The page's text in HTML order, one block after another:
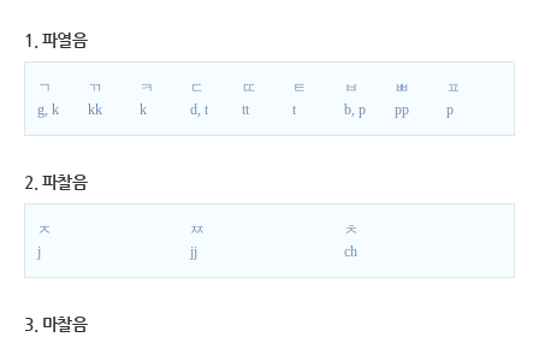
1. 파열음
ㄱ
g, k
ㄲ
kk
ㅋ
k
ㄷ
d, t
ㄸ
tt
ㅌ
t
ㅂ
b, p
ㅃ
pp
ㅍ
p
2. 파찰음
ㅈ
j
ㅉ
jj
ㅊ
ch
3. 마찰음